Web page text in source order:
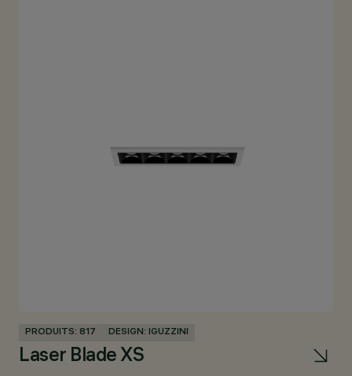
PRODUITS: 817 DESIGN: IGUZZINI
Laser Blade XS